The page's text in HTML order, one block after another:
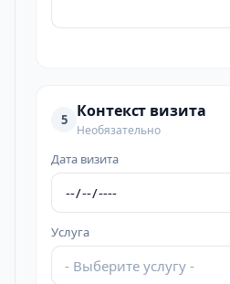
5 Контекст визита
Необязательно
Дата визита
Услуга
- Выберите услугу -